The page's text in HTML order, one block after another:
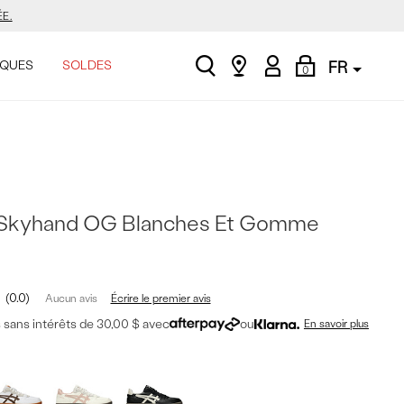
SOLDES search
Find
My
Account
0
Shopping
Bag
FR
0.0 Aucun avis Écrire le premier avis
OG Blanches Et Gomme
sans intérêts de 30,00 $ avec ou En savoir plus